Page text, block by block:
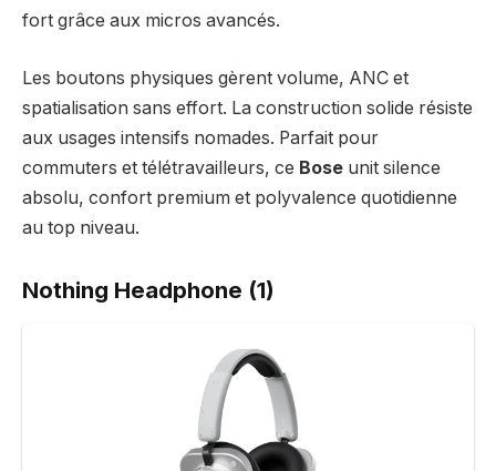
fort grâce aux micros avancés.
Les boutons physiques gèrent volume, ANC et
spatialisation sans effort. La construction solide résiste
aux usages intensifs nomades. Parfait pour
commuters et télétravailleurs, ce Bose unit silence
absolu, confort premium et polyvalence quotidienne
au top niveau.
Nothing Headphone (1)